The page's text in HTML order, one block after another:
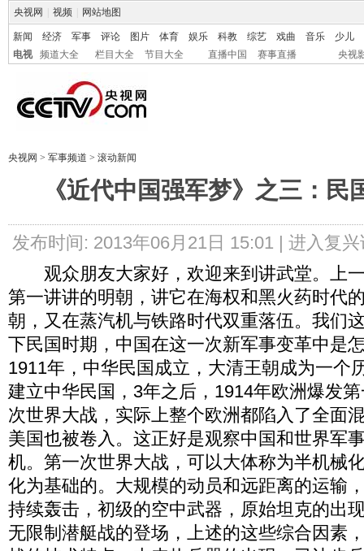
央视网 视频 网站地图
新闻 经济 军事 评论 图片 体育 娱乐 科教 综艺 戏曲 音乐
少儿
电视
频道大全 栏目大全 节目大全 直播中国 赛事直播 央视
央视网 > 军事频道 > 滚动新闻
《近代中国强军梦》之三：民
发布时间: 2013年06月21日 15:01 | 进入复兴
观众朋友大家好，欢迎来到讲武堂。上
第一讲讲的明朝，讲它在海权和黑火药时代
朝，又在蒸汽机与铁路时代双重落伍。我们
下民国时期，中国在这一次新军事变革中是
1911年，中华民国成立，大清王朝成为一个
建立中华民国，3年之后，1914年欧洲爆发
次世界大战，实际上整个欧洲都陷入了全面
美国也被卷入。这正好是观察中国和世界军
机。第一次世界大战，可以大体称为半机械
化为基础的。大规模的动员和远距离的运输
持续轰击，初级的空中武器，原始坦克的出
无限制潜艇战的登场，上述的这些综合因素